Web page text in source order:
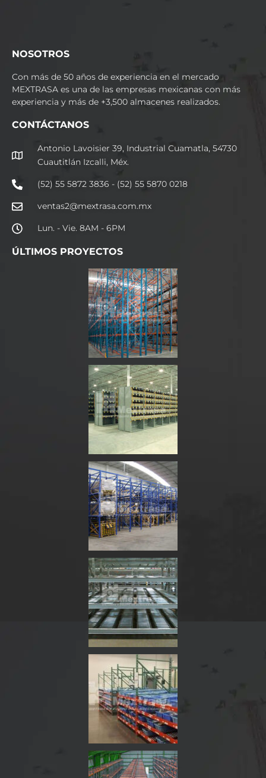
NOSOTROS
Con más de 50 años de experiencia en el mercado
MEXTRASA es una de las empresas mexicanas con más
experiencia y más de +3,500 almacenes realizados.
CONTÁCTANOS
Antonio Lavoisier 39, Industrial Cuamatla, 54730
Cuautitlán Izcalli, Méx.
(52) 55 5872 3836 - (52) 55 5870 0218
ventas2@mextrasa.com.mx
Lun. - Vie. 8AM - 6PM
ÚLTIMOS PROYECTOS